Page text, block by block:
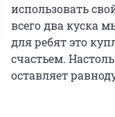
использовать
всего два куска
для ребят это
счастьем.
оставляет